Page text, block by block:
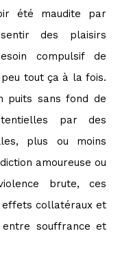
été maudite par
des plaisirs
compulsif de
tout ça à la fois.
puits sans fond de
par des
plus ou moins
amoureuse ou
brute, ces
collatéraux et
souffrance et